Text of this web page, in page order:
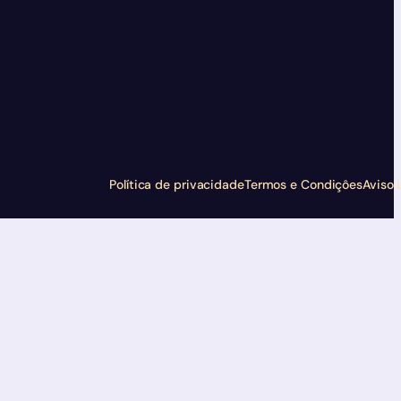
Política de privacidadeTermos e CondiçôesAviso